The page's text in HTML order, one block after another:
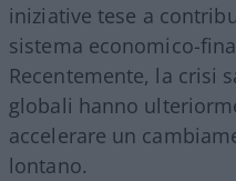
iniziative tese a
sistema economico-
Recentemente, la crisi
globali hanno
accelerare un
lontano.